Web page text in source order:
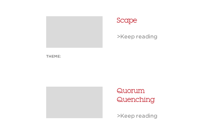
Scape
>Keep reading
THEME:
Quorum
Quenching
>Keep reading